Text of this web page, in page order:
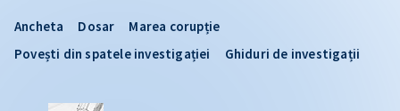
Ancheta Dosar
Marea corupție
Povești din spatele investigației
Ghiduri de investigații